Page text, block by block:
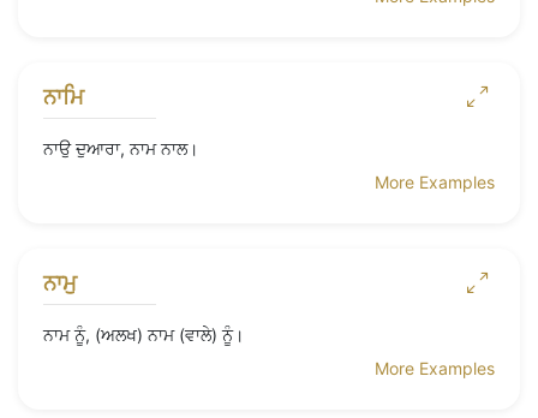
ਨਾਮਿ
ਨਾਉ ਦੁਆਰਾ, ਨਾਮ ਨਾਲ।
More Examples
ਨਾਮੁ
ਨਾਮ ਨੂੰ, (ਅਲਖ) ਨਾਮ (ਵਾਲੇ) ਨੂੰ।
More Examples